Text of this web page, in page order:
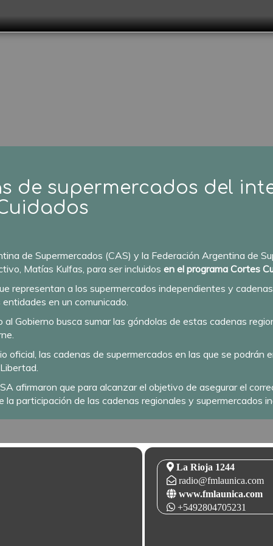
de supermercados del
de Supermercados (CAS) y la Federación Argentina de
Matías Kulfas, para ser incluidosen el programa Cortes
representan a los supermercados independientes y
en un comunicado.
al Gobierno busca sumar las góndolas de estas cadenas
oficial, las cadenas de supermercados en las que se
afirmaron que para alcanzar el objetivo de asegurar el
la participación de las cadenas regionales y supermercados
La Rioja 1244
radio@fmlaunica.com
www.fmlaunica.com
+5492804705231